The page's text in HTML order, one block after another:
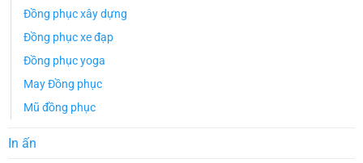
Đồng phục xây dựng
Đồng phục xe đạp
Đồng phục yoga
May Đồng phục
Mũ đồng phục
In ấn